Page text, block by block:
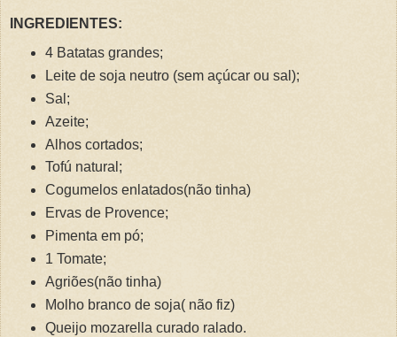
INGREDIENTES:
4 Batatas grandes;
Leite de soja neutro (sem açúcar ou sal);
Sal;
Azeite;
Alhos cortados;
Tofú natural;
Cogumelos enlatados(não tinha)
Ervas de Provence;
Pimenta em pó;
1 Tomate;
Agriões(não tinha)
Molho branco de soja( não fiz)
Queijo mozarella curado ralado.